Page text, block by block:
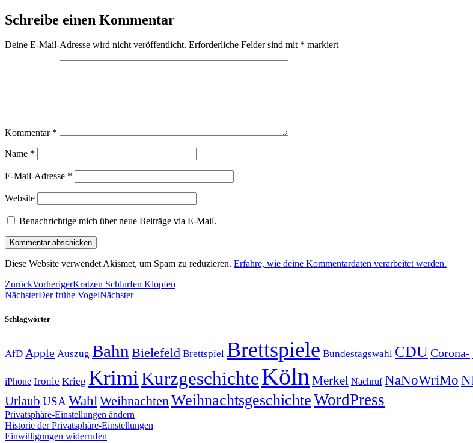
Schreibe einen Kommentar
Deine E-Mail-Adresse wird nicht veröffentlicht. Erforderliche Felder sind mit * markiert
Kommentar *
Name *
E-Mail-Adresse *
Website
Benachrichtige mich über neue Beiträge via E-Mail.
Diese Website verwendet Akismet, um Spam zu reduzieren. Erfahre, wie deine Kommentardaten verarbeitet werden.
ZurückVorherigerKratzen Schlurfen Klopfen
NächsterDer frühe VogelNächster
Schlagwörter
AfD Apple Auszug Bahn Bielefeld Brettspiel Brettspiele Bundestagswahl CDUCorona-
iPhone Ironie Krieg KrimiKurzgeschichteKöln Merkel Nachruf NaNoWriMo
Urlaub USA Wahl Weihnachten WeihnachtsgeschichteWordPress
Privatsphäre-Einstellungen ändern
Historie der Privatsphäre-Einstellungen
Einwilligungen widerrufen